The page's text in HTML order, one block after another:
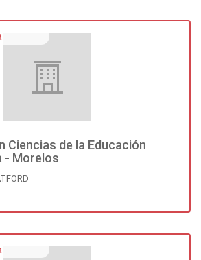
Ciencias de la Educación
- Morelos